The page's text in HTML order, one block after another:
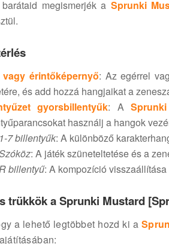
megismerjék a Sprunki
vagy érintőképernyő: Az egérrel
és add hozzá hangjaikat a
gyorsbillentyűk: A
használj a hangok
1-7 billentyűk: A különböző
: A játék szüneteltetése és a
billentyű: A kompozíció
trükkök a Sprunki Mustard
a lehető legtöbbet hozd ki a